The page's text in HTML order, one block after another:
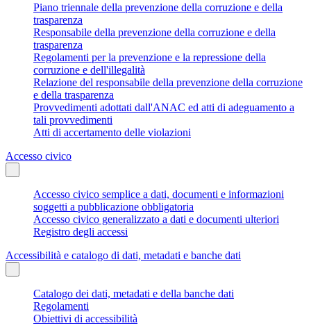
Piano triennale della prevenzione della corruzione e della
trasparenza
Responsabile della prevenzione della corruzione e della
trasparenza
Regolamenti per la prevenzione e la repressione della
corruzione e dell'illegalità
Relazione del responsabile della prevenzione della corruzione
e della trasparenza
Provvedimenti adottati dall'ANAC ed atti di adeguamento a
tali provvedimenti
Atti di accertamento delle violazioni
Accesso civico
Accesso civico semplice a dati, documenti e informazioni
soggetti a pubblicazione obbligatoria
Accesso civico generalizzato a dati e documenti ulteriori
Registro degli accessi
Accessibilità e catalogo di dati, metadati e banche dati
Catalogo dei dati, metadati e della banche dati
Regolamenti
Obiettivi di accessibilità